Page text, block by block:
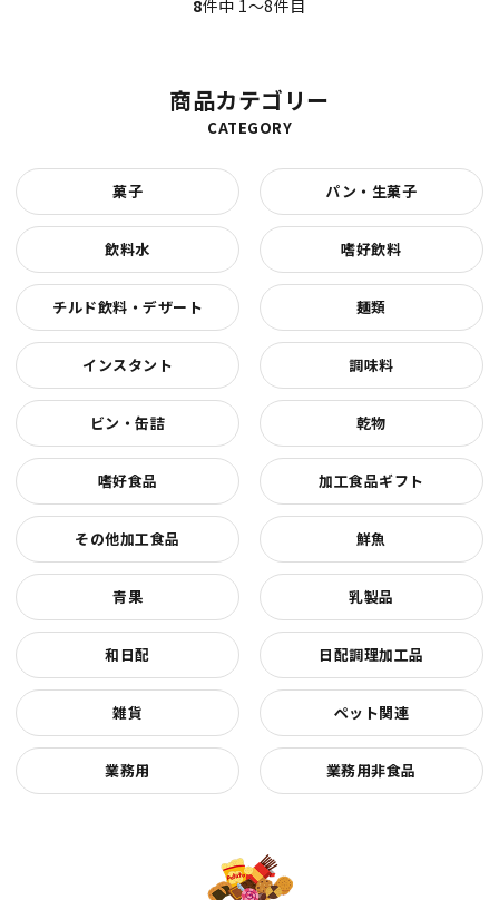
8件中 1〜8件目
商品カテゴリー
CATEGORY
菓子 パン・生菓子
飲料水 嗜好飲料
チルド飲料・デザート 麺類
インスタント 調味料
ビン・缶詰 乾物
嗜好食品 加工食品ギフト
その他加工食品 鮮魚
青果 乳製品
和日配 日配調理加工品
雑貨 ペット関連
業務用 業務用非食品